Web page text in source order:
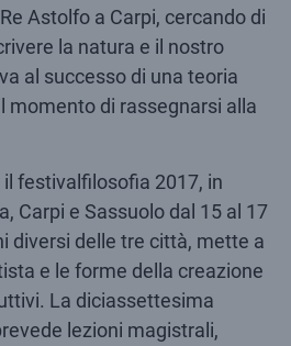
Astolfo a Carpi, cercando di
la natura e il nostro
al successo di una teoria
momento di rassegnarsi alla
festivalfilosofia 2017, in
Carpi e Sassuolo dal 15 al 17
diversi delle tre città, mette a
e le forme della creazione
La diciassettesima
lezioni magistrali,